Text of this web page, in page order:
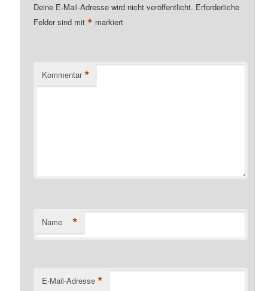
Deine E-Mail-Adresse wird nicht veröffentlicht. Erforderliche
Felder sind mit* markiert
Kommentar *
Name *
E-Mail-Adresse *